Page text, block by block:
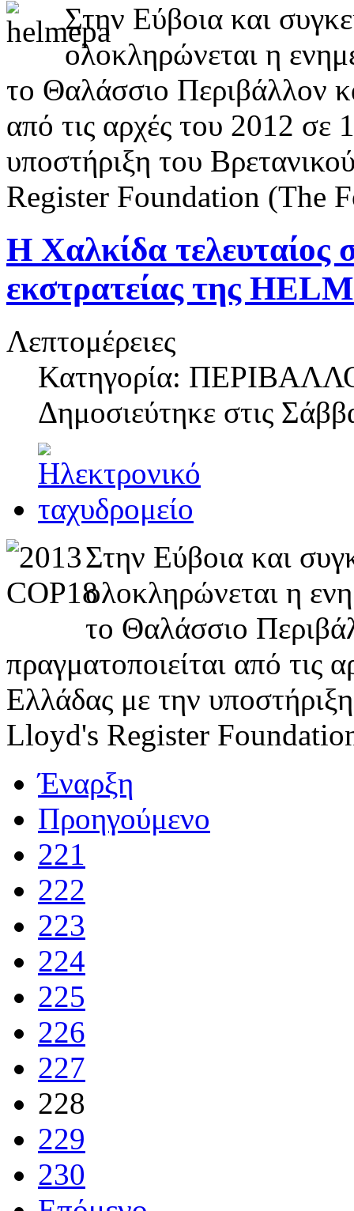
Στην Εύβοια και
ολοκληρώνεται η
το Θαλάσσιο Περιβάλλον
από τις αρχές του 2012 σε
υποστήριξη του
Register Foundation (The
Η Χαλκίδα τελευταίος
εκστρατείας της
Λεπτομέρειες
Κατηγορία:
Δημοσιεύτηκε στις
Στην Εύβοια και
ολοκληρώνεται η
το Θαλάσσιο
πραγματοποιείται από τις
Ελλάδας με την
Lloyd's Register
Έναρξη
Προηγούμενο
221
222
223
224
225
226
227
228
229
230